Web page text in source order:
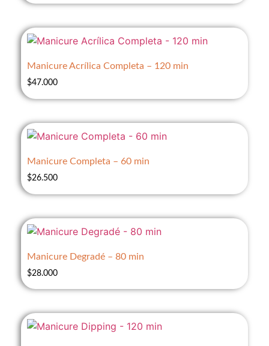
Manicure Acrílica Completa – 120 min
$47.000
Manicure Completa – 60 min
$26.500
Manicure Degradé – 80 min
$28.000